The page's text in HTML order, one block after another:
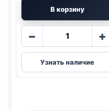
В корзину
−
Количество
Felix
сух.
(С
+
Узнать наличие